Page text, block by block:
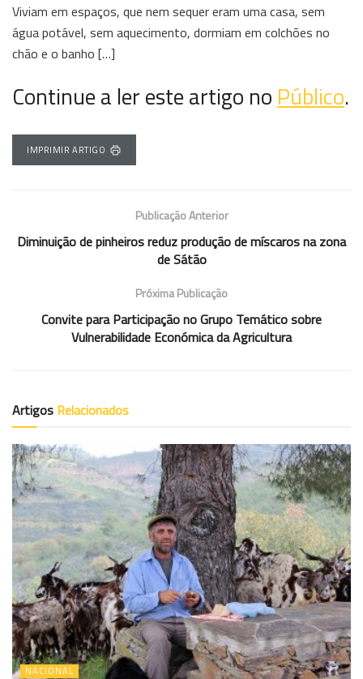
Viviam em espaços, que nem sequer eram uma casa, sem
água potável, sem aquecimento, dormiam em colchões no
chão e o banho […]
Continue a ler este artigo noPúblico.
IMPRIMIR ARTIGO
Publicação Anterior
Diminuição de pinheiros reduz produção de míscaros na zona
de Sátão
Próxima Publicação
Convite para Participação no Grupo Temático sobre
Vulnerabilidade Económica da Agricultura
Artigos Relacionados
NACIONAL